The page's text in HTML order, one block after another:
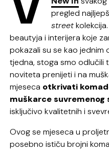
pregled
street
beautyja i interijera koje
pokazali su se kao jednim
tjedna, stoga smo odlučili
noviteta prenijeti i na
mjeseca otkrivati
muškarce suvremenog
isključivo kvalitetnih i
Ovog se mjeseca u
posebno ističu brojni